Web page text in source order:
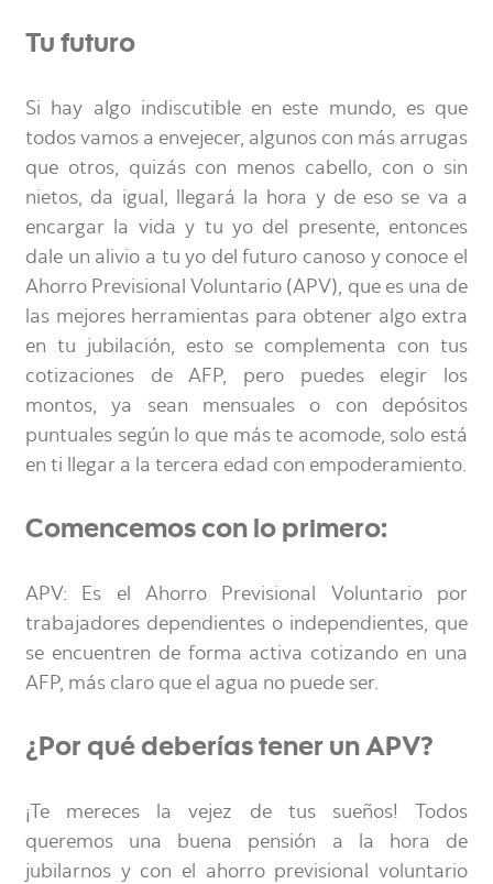
Tu futuro
Si hay algo indiscutible en este mundo, es que
todos vamos a envejecer, algunos con más arrugas
que otros, quizás con menos cabello, con o sin
nietos, da igual, llegará la hora y de eso se va a
encargar la vida y tu yo del presente, entonces
dale un alivio a tu yo del futuro canoso y conoce el
Ahorro Previsional Voluntario (APV), que es una de
las mejores herramientas para obtener algo extra
en tu jubilación, esto se complementa con tus
cotizaciones de AFP, pero puedes elegir los
montos, ya sean mensuales o con depósitos
puntuales según lo que más te acomode, solo está
en ti llegar a la tercera edad con empoderamiento.
Comencemos con lo primero:
APV: Es el Ahorro Previsional Voluntario por
trabajadores dependientes o independientes, que
se encuentren de forma activa cotizando en una
AFP, más claro que el agua no puede ser.
¿Por qué deberías tener un APV?
¡Te mereces la vejez de tus sueños! Todos
queremos una buena pensión a la hora de
jubilarnos y con el ahorro previsional voluntario